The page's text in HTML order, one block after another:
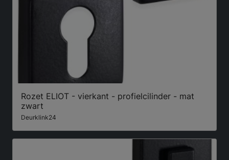
Rozet ELIOT - vierkant - profielcilinder - mat
zwart
Deurklink24